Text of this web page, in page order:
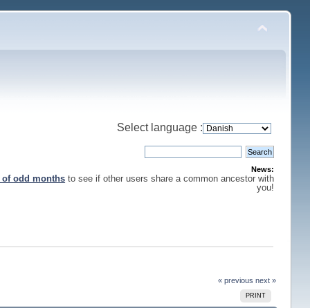
Select language :
News:
of odd months to see if other users share a common ancestor with
you!
« previous next »
PRINT